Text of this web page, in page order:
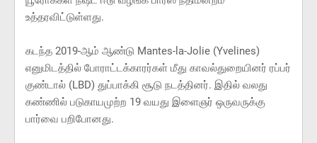
உத்தரவிட்டுள்ளது.
கடந்த 2019-ஆம் ஆண்டு Mantes-la-Jolie (Yvelines)
எனுமிடத்தில் போராட்டக்காரர்கள் மீது காவல்துறையினர் ரப்பர்
குண்டால் (LBD) துப்பாக்கி சூடு நடத்தினர். இதில் வலது
கண்ணில் படுகாயமுற்ற 19 வயது இளைஞர் ஒருவருக்கு
பார்வை பறிபோனது.